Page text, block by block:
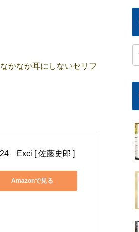
かなか耳にしないセリフ
　Exci [ 佐藤史郎 ]
Amazonで見る